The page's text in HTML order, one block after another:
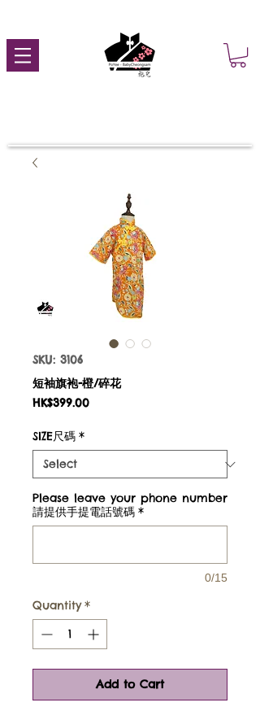
SKU: 3106
短袖旗袍-橙/碎花
HK$399.00Price
SIZE尺碼 *
Please leave your phone number
請提供手提電話號碼 *
0/15
Quantity *
Add to Cart